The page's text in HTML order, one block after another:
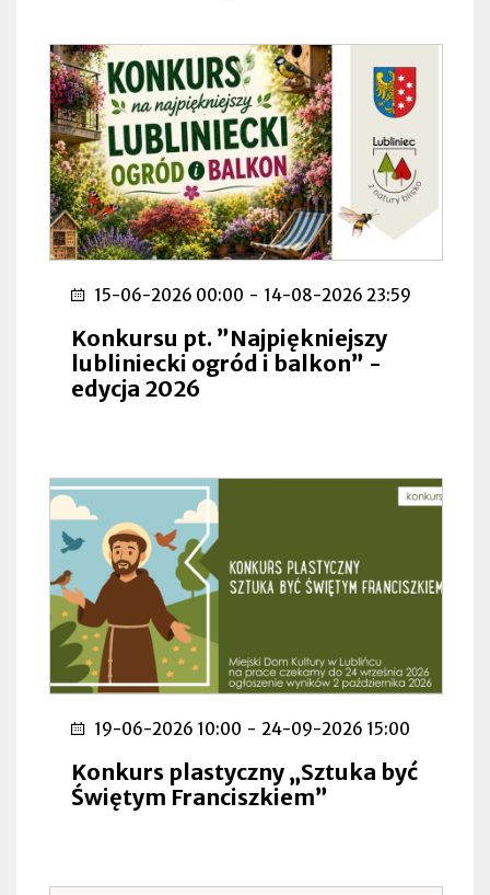
15-06-2026 00:00 - 14-08-2026 23:59
Konkursu pt. ”Najpiękniejszy
lubliniecki ogród i balkon” -
edycja 2026
19-06-2026 10:00 - 24-09-2026 15:00
Konkurs plastyczny „Sztuka być
Świętym Franciszkiem”